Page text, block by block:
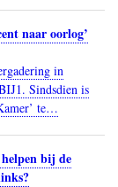
naar oorlog’
in
Sindsdien is
te…
bij de